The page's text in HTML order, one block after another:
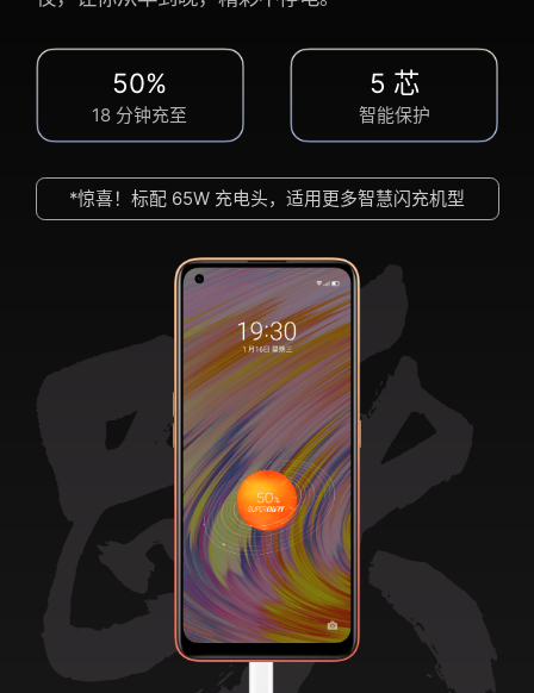
50%
18 分钟充至
5 芯
智能保护
*惊喜！标配 65W 充电头，适用更多智慧闪充机型